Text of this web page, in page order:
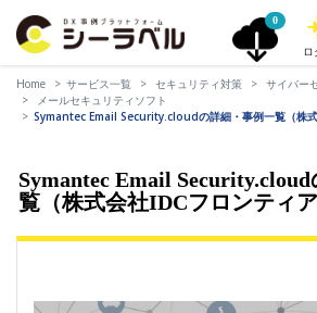
0
ロ
Home サービス一覧 セキュリティ対策
サイバー
メールセキュリティソフト
Symantec Email Security.cloudの詳細・事例一覧（株式
Symantec Email
覧（株式会社IDCフロンティア